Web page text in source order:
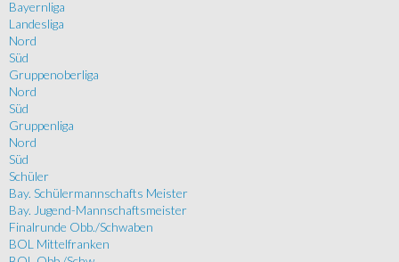
Bayernliga
Landesliga
Nord
Süd
Gruppenoberliga
Nord
Süd
Gruppenliga
Nord
Süd
Schüler
Bay. Schülermannschafts Meister
Bay. Jugend-Mannschaftsmeister
Finalrunde Obb./Schwaben
BOL Mittelfranken